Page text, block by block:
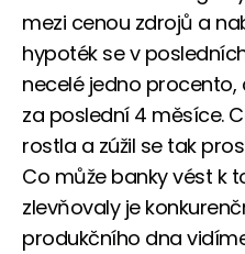
mezi cenou zdrojů a
hypoték se v
necelé jedno
za poslední 4 měsíce.
rostla a zúžil se tak
Co může banky vést k
zlevňovaly je
produkčního dna